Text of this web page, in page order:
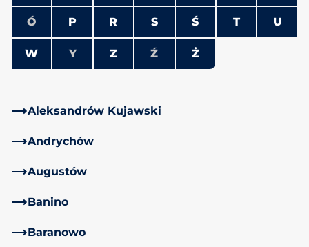
Ó P R S Ś T U
W Y Z Ź Ż
Aleksandrów Kujawski
Andrychów
Augustów
Banino
Baranowo